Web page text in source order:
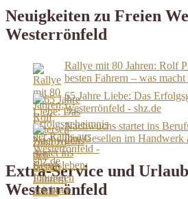
Neuigkeiten zu Freien
Westerrönfeld
Rallye mit 80 Jahren: Rolf
besten Fahrern – was
65 Jahre Liebe: Das
Westerrönfeld - shz.de
Nachwuchs startet ins
ihre Gesellen im Handwerk
Extra-Service und
Westerrönfeld